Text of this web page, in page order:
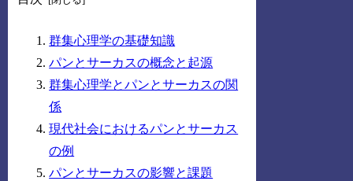
群集心理学の基礎知識
パンとサーカスの概念と起源
群集心理学とパンとサーカスの関
係
現代社会におけるパンとサーカス
の例
パンとサーカスの影響と課題